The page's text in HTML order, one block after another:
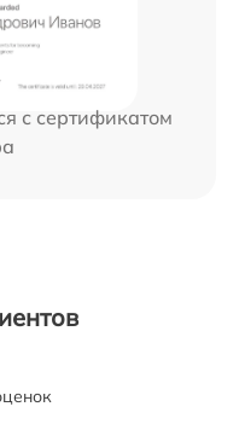
с сертификатом